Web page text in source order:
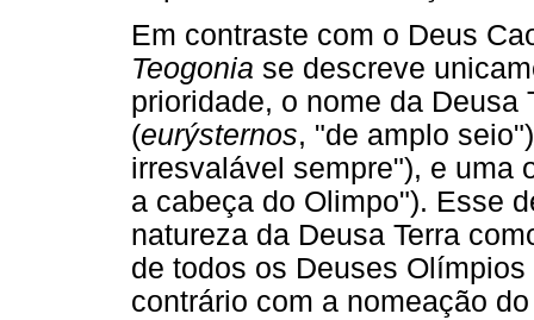
Em contraste com o Deus
Teogonia se descreve
prioridade, o nome da Deusa
(eurýsternos, "de amplo
irresvalável sempre"), e uma
a cabeça do Olimpo"). Esse
natureza da Deusa Terra
de todos os Deuses
contrário com a nomeação